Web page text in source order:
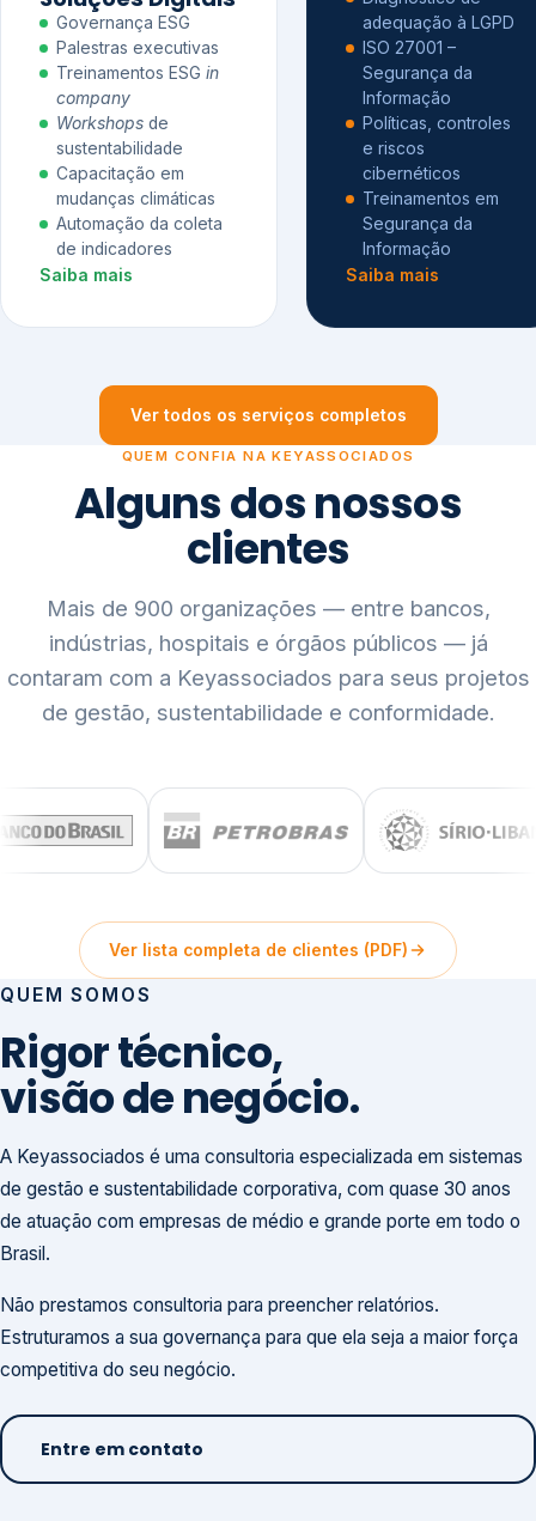
Governança ESG
Palestras executivas
Treinamentos ESG in
company
Workshops de
sustentabilidade
Capacitação em
mudanças climáticas
Automação da coleta
de indicadores
Saiba mais
adequação à LGPD
ISO 27001 –
Segurança da
Informação
Políticas, controles
e riscos
cibernéticos
Treinamentos em
Segurança da
Informação
Saiba mais
Ver todos os serviços completos
QUEM CONFIA NA KEYASSOCIADOS
Alguns dos nossos
clientes
Mais de 900 organizações — entre bancos,
indústrias, hospitais e órgãos públicos — já
contaram com a Keyassociados para seus projetos
de gestão, sustentabilidade e conformidade.
Ver lista completa de clientes (PDF)
QUEM SOMOS
Rigor técnico,
visão de negócio.
A Keyassociados é uma consultoria especializada em sistemas
de gestão e sustentabilidade corporativa, com quase 30 anos
de atuação com empresas de médio e grande porte em todo o
Brasil.
Não prestamos consultoria para preencher relatórios.
Estruturamos a sua governança para que ela seja a maior força
competitiva do seu negócio.
Entre em contato